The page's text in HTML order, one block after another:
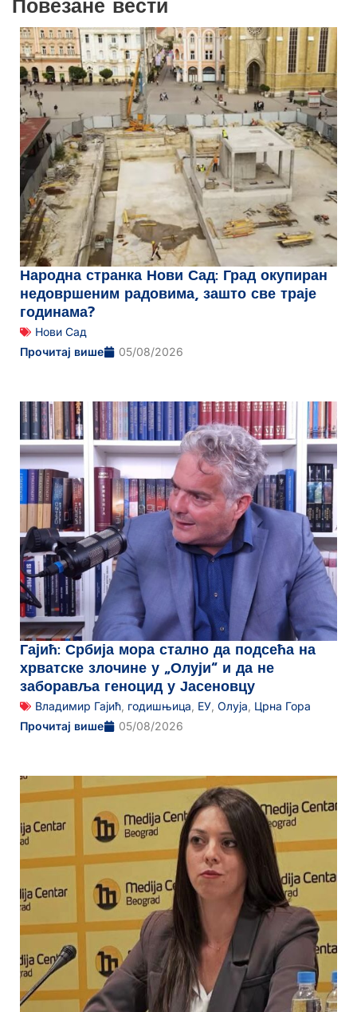
Повезане вести
Народна странка Нови Сад: Град окупиран
недовршеним радовима, зашто све траје
годинама?
Нови Сад
Прочитај више
05/08/2026
Гајић: Србија мора стално да подсећа на
хрватске злочине у „Олуји“ и да не
заборавља геноцид у Јасеновцу
Владимир Гајић годишњица ЕУ Олуја Црна Гора
Прочитај више
05/08/2026